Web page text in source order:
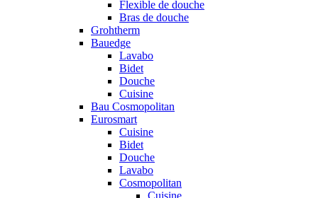
Flexible de douche
Bras de douche
Grohtherm
Bauedge
Lavabo
Bidet
Douche
Cuisine
Bau Cosmopolitan
Eurosmart
Cuisine
Bidet
Douche
Lavabo
Cosmopolitan